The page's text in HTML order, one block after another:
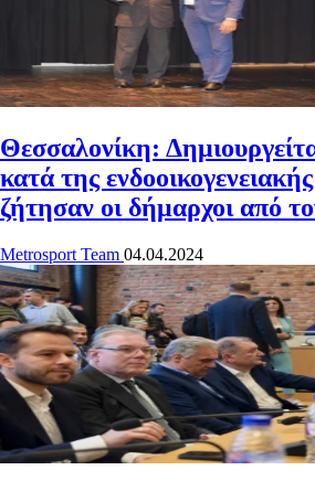
Θεσσαλονίκη:
κατά της
ζήτησαν οι δήμαρχοι από
Metrosport Team 04.04.2024